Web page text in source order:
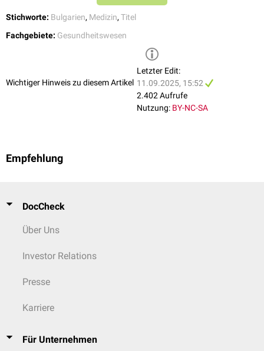
Stichworte: Bulgarien, Medizin, Titel
Fachgebiete: Gesundheitswesen
Wichtiger Hinweis zu diesem Artikel
Letzter Edit:
11.09.2025, 15:52
2.402 Aufrufe
Nutzung: BY-NC-SA
Empfehlung
DocCheck
Über Uns
Investor Relations
Presse
Karriere
Für Unternehmen